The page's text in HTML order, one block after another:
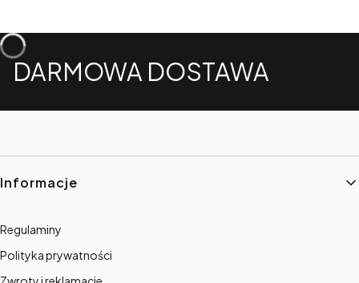
DARMOWA DOSTAWA
Linki w stopce
Informacje
Regulaminy
Polityka prywatności